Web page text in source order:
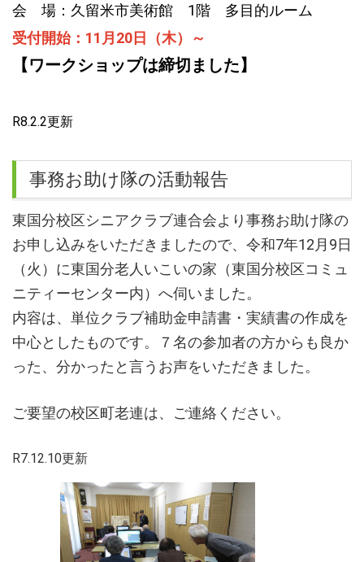
会 場：久留米市美術館 1階 多目的ルーム
受付開始：11月20日（木）～
【ワークショップは締切ました】
R8.2.2更新
事務お助け隊の活動報告
東国分校区シニアクラブ連合会より事務お助け隊の
お申し込みをいただきましたので、令和7年12月9日
（火）に東国分老人いこいの家（東国分校区コミュ
ニティーセンター内）へ伺いました。
内容は、単位クラブ補助金申請書・実績書の作成を
中心としたものです。７名の参加者の方からも良か
った、分かったと言うお声をいただきました。
ご要望の校区町老連は、ご連絡ください。
R7.12.10更新